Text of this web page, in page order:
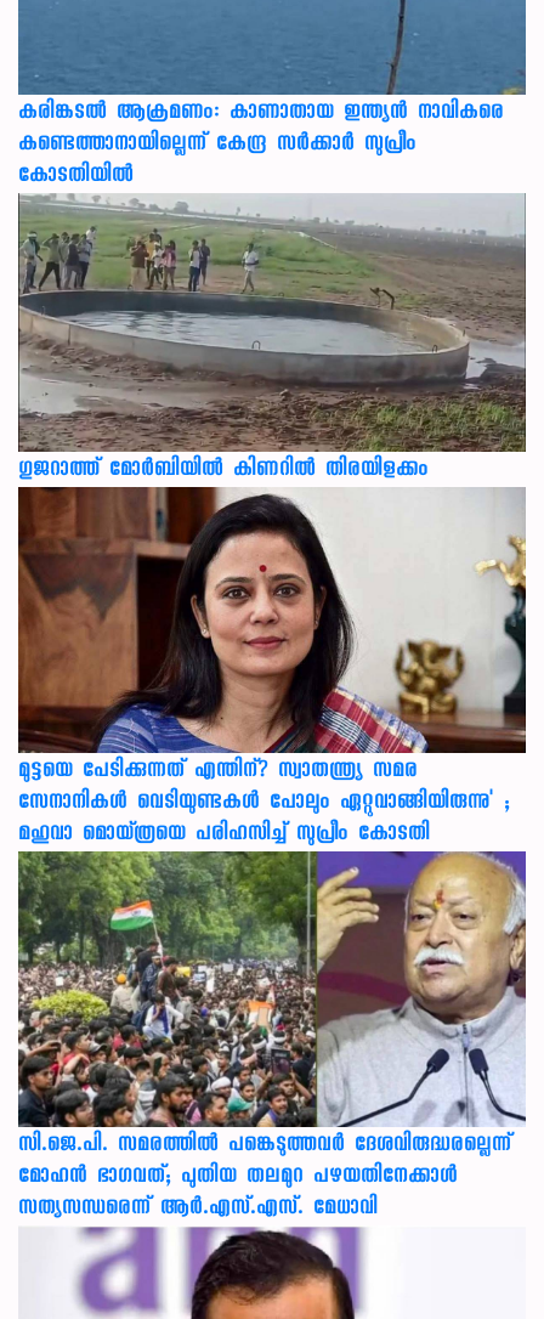
കരിങ്കടൽ ആക്രമണം: കാണാതായ ഇന്ത്യൻ നാവികരെ
കണ്ടെത്താനായില്ലെന്ന് കേന്ദ്ര സർക്കാർ സുപ്രീം
കോടതിയിൽ
ഗുജറാത്ത് മോർബിയിൽ കിണറിൽ തിരയിളക്കം
മുട്ടയെ പേടിക്കുന്നത് എന്തിന്? സ്വാതന്ത്ര്യ സമര
സേനാനികൾ വെടിയുണ്ടകൾ പോലും ഏറ്റുവാങ്ങിയിരുന്നു' ;
മഹുവാ മൊയ്ത്രയെ പരിഹസിച്ച് സുപ്രീം കോടതി
സി.ജെ.പി. സമരത്തിൽ പങ്കെടുത്തവർ ദേശവിരുദ്ധരല്ലെന്ന്
മോഹൻ ഭാഗവത്; പുതിയ തലമുറ പഴയതിനേക്കാൾ
സത്യസന്ധരെന്ന് ആർ.എസ്.എസ്. മേധാവി